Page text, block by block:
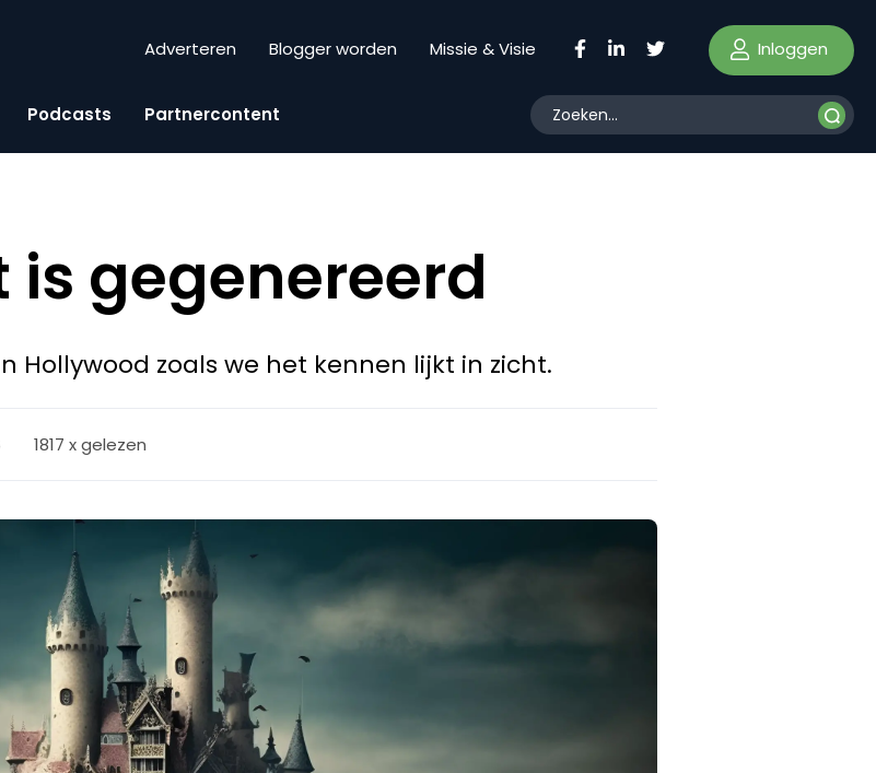
Adverteren Blogger worden Missie & Visie Inloggen
Podcasts Partnercontent
is gegenereerd
Hollywood zoals we het kennen lijkt in zicht.
1817 x gelezen